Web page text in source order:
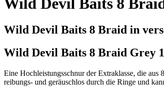
Wild Devil Baits 8
Wild Devil Baits 8 Braid in
Wild Devil Baits 8 Braid Grey
Eine Hochleistungsschnur der Extraklasse, die
reibungs- und geräuschlos durch die Ringe und